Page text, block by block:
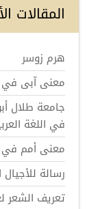
المقالات
هرم زوسر
معنى آبى في
جامعة طلال
في اللغة
معنى أمم في
رسالة للأجيال
تعريف الشعر